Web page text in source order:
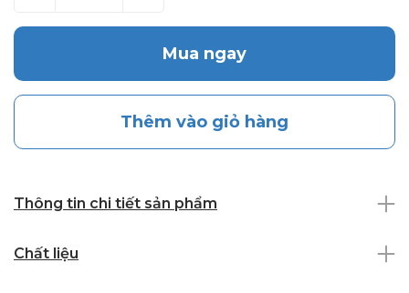
Mua ngay
Thêm vào giỏ hàng
Thông tin chi tiết sản phẩm
Chất liệu